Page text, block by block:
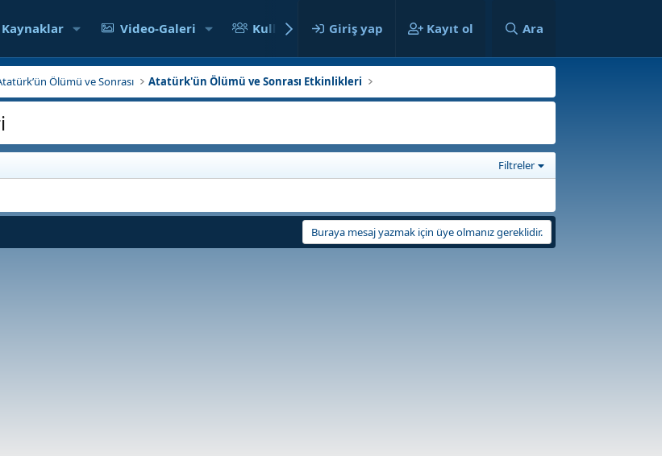
Kaynaklar Video-Galeri Kullanıcılar Giriş yap Kayıt ol Ara
Ölümü ve Sonrası Atatürk'ün Ölümü ve Sonrası Etkinlikleri
Filtreler
Buraya mesaj yazmak için üye olmanız gereklidir.